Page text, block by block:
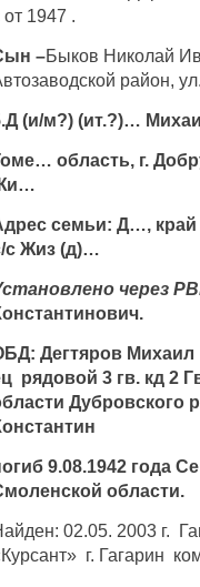
от 1947 .
–Быков Николай
район,
(и/м?) (ит.?)…
область, г.
семьи: Д…,
с Жиз (д)…
через
Дегтяров Михаил
рядовой 3 гв. кд 2
Дубровского
9.08.1942 года
области.
02.05. 2003 г.
г. Гагарин